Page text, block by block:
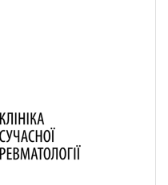
нетипові клінічні
причин болю;